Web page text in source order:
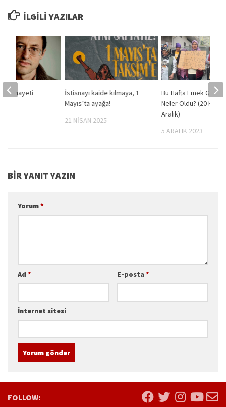
İLGILI YAZILAR
İstisnayı kaide kılmaya, 1
Mayıs’ta ayağa!
21 NISAN 2025
Bu Hafta Emek
Neler Oldu? (20
Aralık)
5 ARALIK 2023
İş Cinayeti
BIR YANIT YAZIN
Yorum*
Ad * E-posta*
İnternet sitesi
FOLLOW: